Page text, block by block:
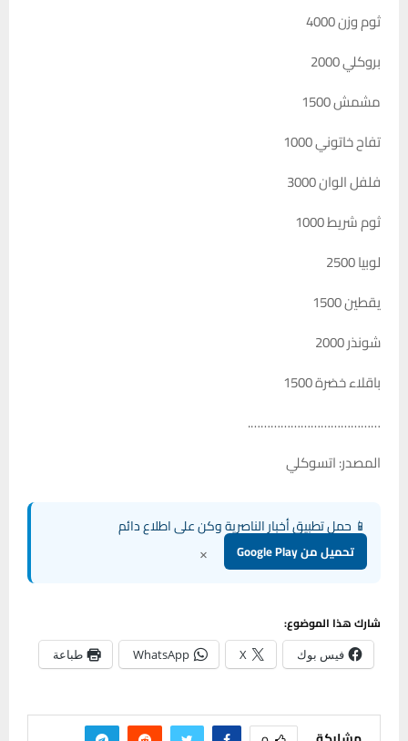
ثوم وزن 4000
بروكلي 2000
مشمش 1500
تفاح خاتوني 1000
فلفل الوان 3000
ثوم شريط 1000
لوبيا 2500
يقطين 1500
شونذر 2000
باقلاء خضرة 1500
………………………………….
المصدر: اتسوكلي
📱 حمل تطبيق أخبار الناصرية وكن على اطلاع دائم
تحميل من Google Play ×
شارك هذا الموضوع:
فيس بوك X
WhatsApp طباعة